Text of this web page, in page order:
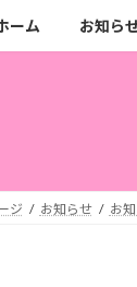
ーム お知ら
ジ お知らせ お